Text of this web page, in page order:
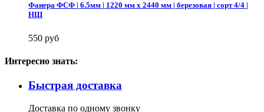
Фанера ФСФ | 6.5мм | 1220 мм х 2440 мм | березовая | сорт 4/4 |
НШ
550 руб
Интересно знать:
Быстрая доставка
Доставка по одному звонку